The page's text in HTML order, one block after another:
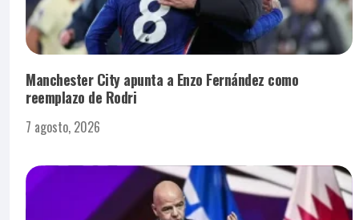
Manchester City apunta a Enzo Fernández como
reemplazo de Rodri
7 agosto, 2026